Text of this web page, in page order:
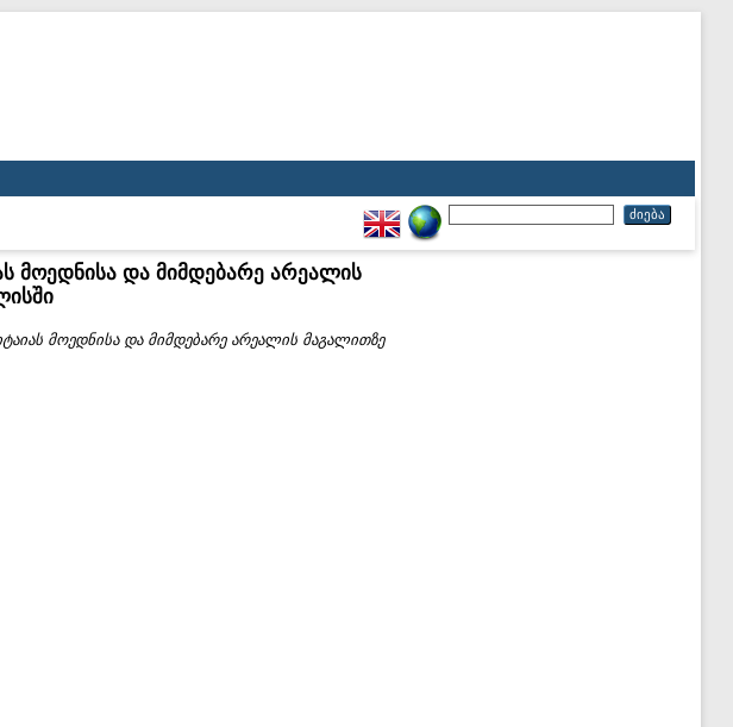
მოედნისა და მიმდებარე არეალის
მოედნისა და მიმდებარე არეალის მაგალითზე